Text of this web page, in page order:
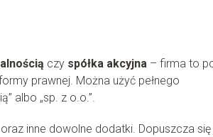
czy spółka akcyjna – firma to
prawnej. Można użyć pełnego
albo „sp. z o.o.”.
inne dowolne dodatki. Dopuszcza się